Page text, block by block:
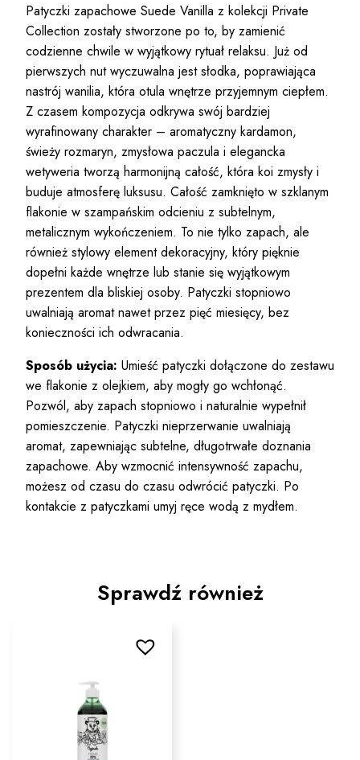
Patyczki zapachowe Suede Vanilla z kolekcji Private
Collection zostały stworzone po to, by zamienić
codzienne chwile w wyjątkowy rytuał relaksu. Już od
pierwszych nut wyczuwalna jest słodka, poprawiająca
nastrój wanilia, która otula wnętrze przyjemnym ciepłem.
Z czasem kompozycja odkrywa swój bardziej
wyrafinowany charakter – aromatyczny kardamon,
świeży rozmaryn, zmysłowa paczula i elegancka
wetyweria tworzą harmonijną całość, która koi zmysły i
buduje atmosferę luksusu. Całość zamknięto w szklanym
flakonie w szampańskim odcieniu z subtelnym,
metalicznym wykończeniem. To nie tylko zapach, ale
również stylowy element dekoracyjny, który pięknie
dopełni każde wnętrze lub stanie się wyjątkowym
prezentem dla bliskiej osoby. Patyczki stopniowo
uwalniają aromat nawet przez pięć miesięcy, bez
konieczności ich odwracania.
Sposób użycia: Umieść patyczki dołączone do zestawu
we flakonie z olejkiem, aby mogły go wchłonąć.
Pozwól, aby zapach stopniowo i naturalnie wypełnił
pomieszczenie. Patyczki nieprzerwanie uwalniają
aromat, zapewniając subtelne, długotrwałe doznania
zapachowe. Aby wzmocnić intensywność zapachu,
możesz od czasu do czasu odwrócić patyczki. Po
kontakcie z patyczkami umyj ręce wodą z mydłem.
Sprawdź również